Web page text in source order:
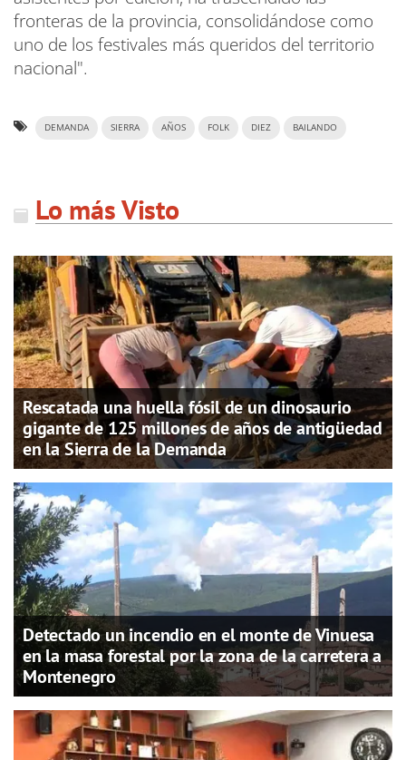
fronteras de la provincia, consolidándose como
uno de los festivales más queridos del territorio
nacional".
DEMANDA SIERRA AÑOS FOLK DIEZ BAILANDO
Lo más Visto
Rescatada una huella fósil de un dinosaurio
gigante de 125 millones de años de antigüedad
en la Sierra de la Demanda
Detectado un incendio en el monte de Vinuesa
en la masa forestal por la zona de la carretera a
Montenegro